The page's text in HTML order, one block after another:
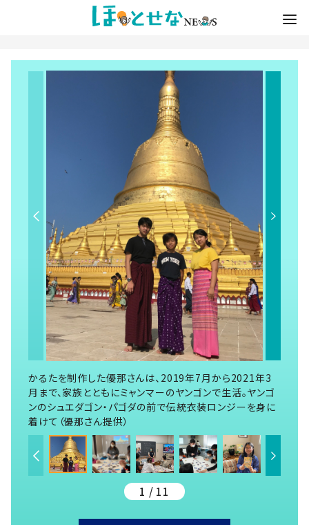
かるたを制作した優那さんは、2019年7月から2021年3
月まで、家族とともにミャンマーのヤンゴンで生活。ヤンゴ
ンのシュエダゴン・パゴダの前で伝統衣装ロンジーを身に
着けて（優那さん提供）
1 / 11